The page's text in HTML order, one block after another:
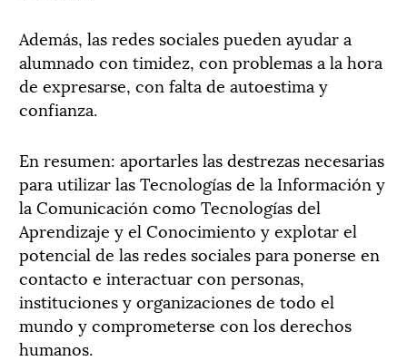
Además, las redes sociales pueden ayudar a
alumnado con timidez, con problemas a la hora
de expresarse, con falta de autoestima y
confianza.
En resumen: aportarles las destrezas necesarias
para utilizar las Tecnologías de la Información y
la Comunicación como Tecnologías del
Aprendizaje y el Conocimiento y explotar el
potencial de las redes sociales para ponerse en
contacto e interactuar con personas,
instituciones y organizaciones de todo el
mundo y comprometerse con los derechos
humanos.